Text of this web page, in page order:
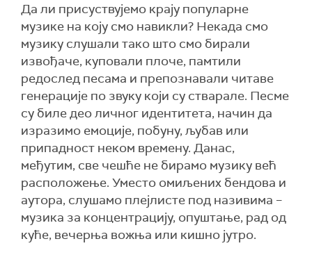
Да ли присуствујемо крају популарне
музике на коју смо навикли? Некада смо
музику слушали тако што смо бирали
извођаче, куповали плоче, памтили
редослед песама и препознавали читаве
генерације по звуку који су стварале. Песме
су биле део личног идентитета, начин да
изразимо емоције, побуну, љубав или
припадност неком времену. Данас,
међутим, све чешће не бирамо музику већ
расположење. Уместо омиљених бендова и
аутора, слушамо плејлисте под називима –
музика за концентрацију, опуштање, рад од
куће, вечерња вожња или кишно јутро.